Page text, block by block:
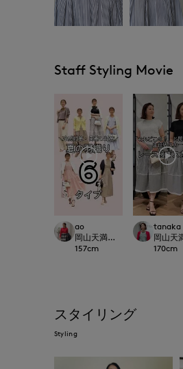
Staff Styling Movie
ao
岡山天満屋SUPERIORCLOSET
157cm
tanaka
岡山天
170cm
スタイリング
Styling